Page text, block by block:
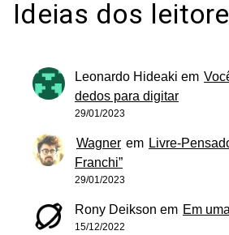
Ideias dos
Leonardo Hideaki em
dedos para digitar
29/01/2023
Wagner em Livre-
Franchi”
29/01/2023
Rony Deikson em Em
15/12/2022